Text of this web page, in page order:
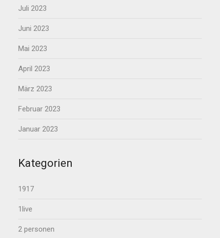
Juli 2023
Juni 2023
Mai 2023
April 2023
März 2023
Februar 2023
Januar 2023
Kategorien
1917
1live
2 personen